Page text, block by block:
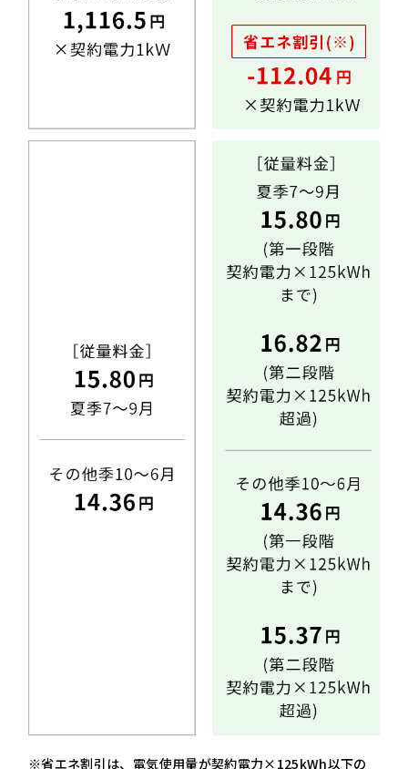
※省エネ割引は、電気使用量が契約電力×125kWh以下の